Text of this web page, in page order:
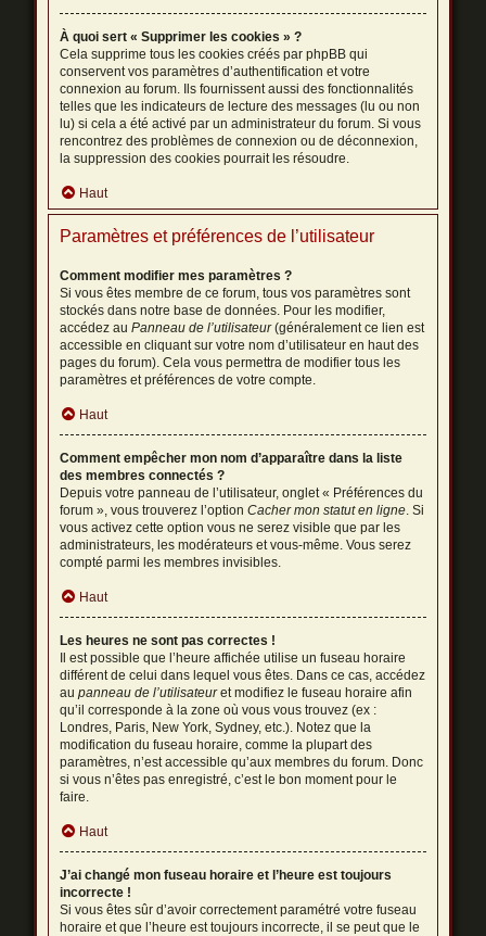
À quoi sert « Supprimer les cookies » ?
Cela supprime tous les cookies créés par phpBB qui
conservent vos paramètres d’authentification et votre
connexion au forum. Ils fournissent aussi des fonctionnalités
telles que les indicateurs de lecture des messages (lu ou non
lu) si cela a été activé par un administrateur du forum. Si vous
rencontrez des problèmes de connexion ou de déconnexion,
la suppression des cookies pourrait les résoudre.
Haut
Paramètres et préférences de l’utilisateur
Comment modifier mes paramètres ?
Si vous êtes membre de ce forum, tous vos paramètres sont
stockés dans notre base de données. Pour les modifier,
accédez auPanneau de l’utilisateur(généralement ce lien est
accessible en cliquant sur votre nom d’utilisateur en haut des
pages du forum). Cela vous permettra de modifier tous les
paramètres et préférences de votre compte.
Haut
Comment empêcher mon nom d’apparaître dans la liste
des membres connectés ?
Depuis votre panneau de l’utilisateur, onglet « Préférences du
forum », vous trouverez l’optionCacher mon statut en ligne. Si
vous activez cette option vous ne serez visible que par les
administrateurs, les modérateurs et vous-même. Vous serez
compté parmi les membres invisibles.
Haut
Les heures ne sont pas correctes !
Il est possible que l’heure affichée utilise un fuseau horaire
différent de celui dans lequel vous êtes. Dans ce cas, accédez
aupanneau de l’utilisateuret modifiez le fuseau horaire afin
qu’il corresponde à la zone où vous vous trouvez (ex :
Londres, Paris, New York, Sydney, etc.). Notez que la
modification du fuseau horaire, comme la plupart des
paramètres, n’est accessible qu’aux membres du forum. Donc
si vous n’êtes pas enregistré, c’est le bon moment pour le
faire.
Haut
J’ai changé mon fuseau horaire et l’heure est toujours
incorrecte !
Si vous êtes sûr d’avoir correctement paramétré votre fuseau
horaire et que l’heure est toujours incorrecte, il se peut que le